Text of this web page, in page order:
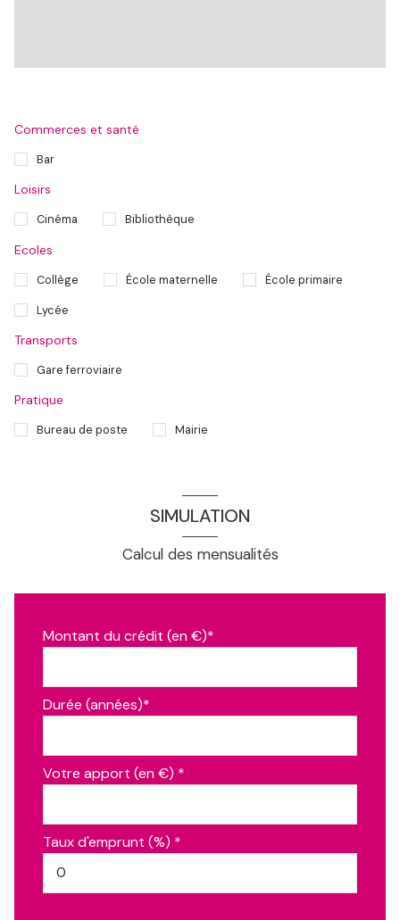
Commerces et santé
Bar
Loisirs
Cinéma Bibliothèque
Ecoles
Collège École maternelle École primaire
Lycée
Transports
Gare ferroviaire
Pratique
Bureau de poste Mairie
SIMULATION
Calcul des mensualités
Montant du crédit (en €)*
Durée (années)*
Votre apport (en €) *
Taux d'emprunt (%) *